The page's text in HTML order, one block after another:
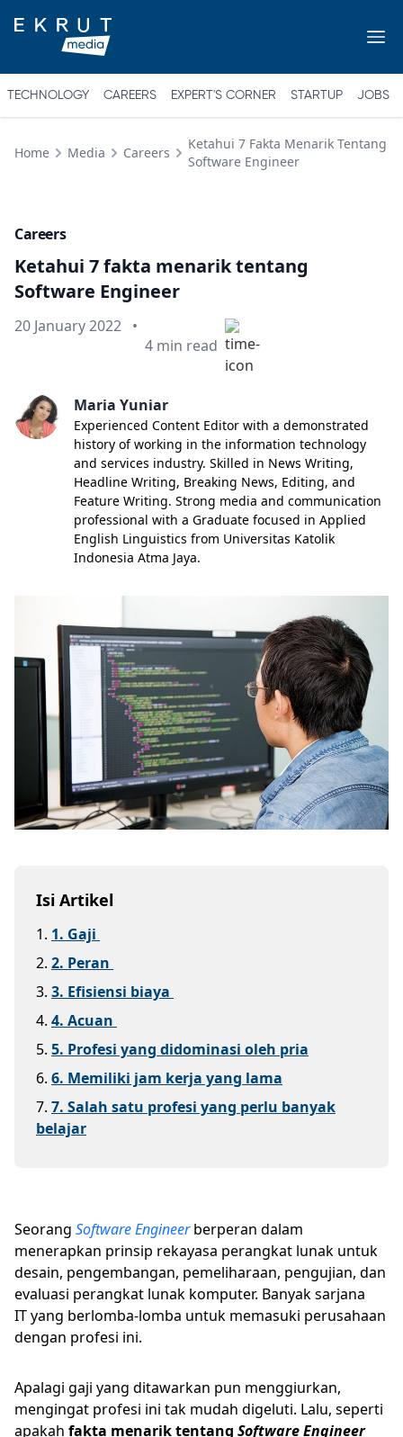
TECHNOLOGY CAREERS EXPERT'S CORNER STARTUP JOBS
Home Media Careers
Ketahui 7 Fakta Menarik Tentang
Software Engineer
Careers
Ketahui 7 fakta menarik tentang
Software Engineer
Published on
20 January 2022 •
Min read
4 min read
Maria Yuniar
Experienced Content Editor with a demonstrated
history of working in the information technology
and services industry. Skilled in News Writing,
Headline Writing, Breaking News, Editing, and
Feature Writing. Strong media and communication
professional with a Graduate focused in Applied
English Linguistics from Universitas Katolik
Indonesia Atma Jaya.
Isi Artikel
1. 1. Gaji
2. 2. Peran
3. 3. Efisiensi biaya
4. 4. Acuan
5. 5. Profesi yang didominasi oleh pria
6. 6. Memiliki jam kerja yang lama
7. 7. Salah satu profesi yang perlu banyak
belajar
Seorang Software Engineer berperan dalam
menerapkan prinsip rekayasa perangkat lunak untuk
desain, pengembangan, pemeliharaan, pengujian, dan
evaluasi perangkat lunak komputer. Banyak sarjana
IT yang berlomba-lomba untuk memasuki perusahaan
dengan profesi ini.
Apalagi gaji yang ditawarkan pun menggiurkan,
mengingat profesi ini tak mudah digeluti. Lalu, seperti
apakah fakta menarik tentang Software Engineer